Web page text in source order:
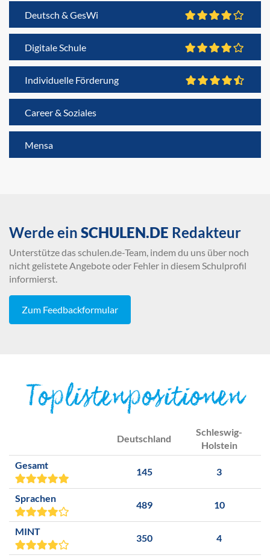
Deutsch & GesWi
Digitale Schule
Individuelle Förderung
Career & Soziales
Mensa
Werde ein SCHULEN.DE Redakteur
Unterstütze das schulen.de-Team, indem du uns über noch
nicht gelistete Angebote oder Fehler in diesem Schulprofil
informierst.
Zum Feedbackformular
Toplistenpositionen
Deutschland
Schleswig-
Holstein
Gesamt
145 3
Sprachen
489 10
MINT
350 4